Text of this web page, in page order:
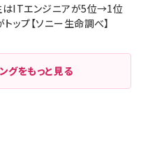
はITエンジニアが5位→1位
ップ【ソニー生命調べ】
グをもっと見る